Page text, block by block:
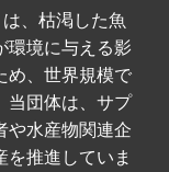
は、枯渇した魚
環境に与える影
め、世界規模で
当団体は、サプ
や水産物関連企
推進していま